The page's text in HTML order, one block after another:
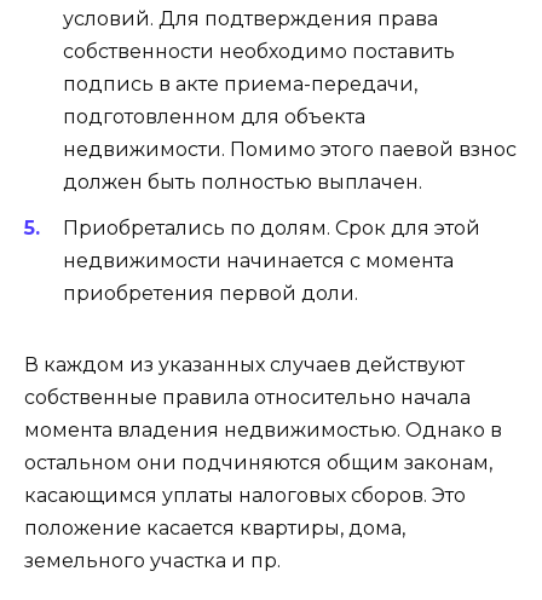
условий. Для подтверждения права
собственности необходимо поставить
подпись в акте приема-передачи,
подготовленном для объекта
недвижимости. Помимо этого паевой взнос
должен быть полностью выплачен.
Приобретались по долям. Срок для этой
недвижимости начинается с момента
приобретения первой доли.
В каждом из указанных случаев действуют
собственные правила относительно начала
момента владения недвижимостью. Однако в
остальном они подчиняются общим законам,
касающимся уплаты налоговых сборов. Это
положение касается квартиры, дома,
земельного участка и пр.